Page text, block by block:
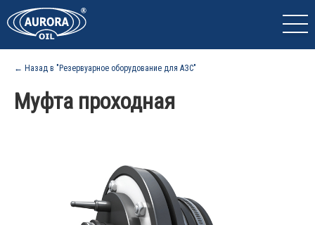
← Назад в "Резервуарное оборудование для АЗС"
Муфта проходная